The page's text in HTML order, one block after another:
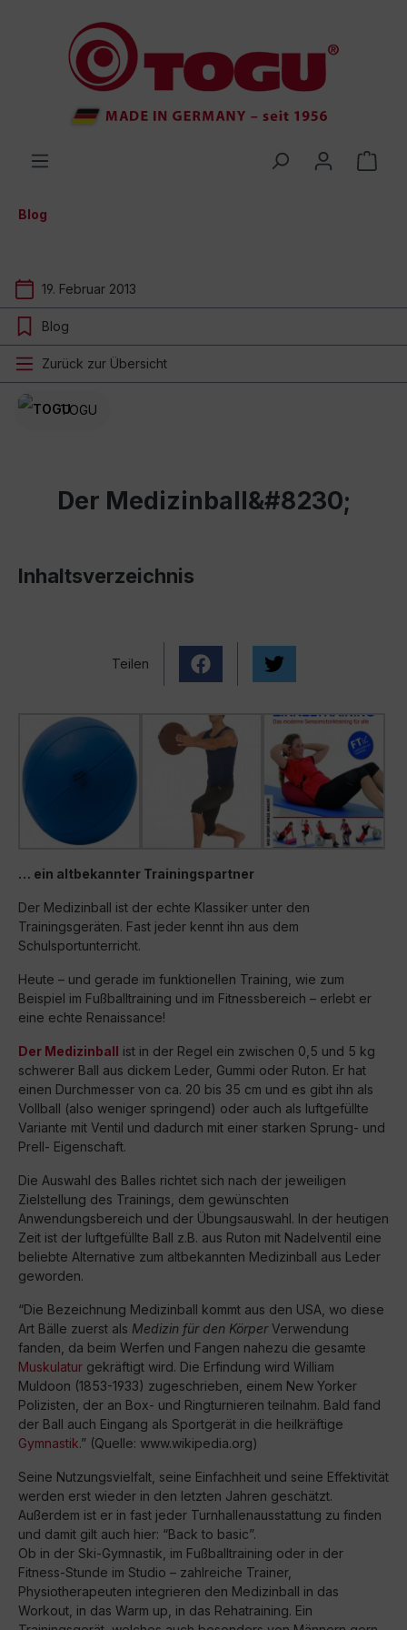
springen
Blog
19. Februar 2013
Blog
Zurück zur Übersicht
TOGU
Der Medizinball&#8230;
Inhaltsverzeichnis
Teilen
… ein altbekannter Trainingspartner
Der Medizinball ist der echte Klassiker unter den
Trainingsgeräten. Fast jeder kennt ihn aus dem
Schulsportunterricht.
Heute – und gerade im funktionellen Training, wie zum
Beispiel im Fußballtraining und im Fitnessbereich – erlebt er
eine echte Renaissance!
Der Medizinball ist in der Regel ein zwischen 0,5 und 5 kg
schwerer Ball aus dickem Leder, Gummi oder Ruton. Er hat
einen Durchmesser von ca. 20 bis 35 cm und es gibt ihn als
Vollball (also weniger springend) oder auch als luftgefüllte
Variante mit Ventil und dadurch mit einer starken Sprung- und
Prell- Eigenschaft.
Die Auswahl des Balles richtet sich nach der jeweiligen
Zielstellung des Trainings, dem gewünschten
Anwendungsbereich und der Übungsauswahl. In der heutigen
Zeit ist der luftgefüllte Ball z.B. aus Ruton mit Nadelventil eine
beliebte Alternative zum altbekannten Medizinball aus Leder
geworden.
“Die Bezeichnung Medizinball kommt aus den USA, wo diese
Art Bälle zuerst als Medizin für den KörperVerwendung
fanden, da beim Werfen und Fangen nahezu die gesamte
Muskulatur gekräftigt wird. Die Erfindung wird William
Muldoon (1853-1933) zugeschrieben, einem New Yorker
Polizisten, der an Box- und Ringturnieren teilnahm. Bald fand
der Ball auch Eingang als Sportgerät in die heilkräftige
Gymnastik.” (Quelle: www.wikipedia.org)
Seine Nutzungsvielfalt, seine Einfachheit und seine Effektivität
werden erst wieder in den letzten Jahren geschätzt.
Außerdem ist er in fast jeder Turnhallenausstattung zu finden
und damit gilt auch hier: “Back to basic”.
Ob in der Ski-Gymnastik, im Fußballtraining oder in der
Fitness-Stunde im Studio – zahlreiche Trainer,
Physiotherapeuten integrieren den Medizinball in das
Workout, in das Warm up, in das Rehatraining. Ein